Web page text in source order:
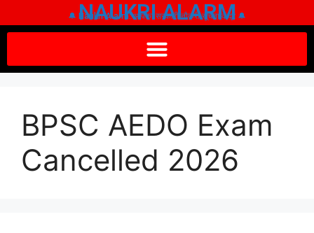
NAUKRI ALARM
🔔 Naukri Alarm: आपका सरकारी नौकरी सूचना केंद्र 🔔
BPSC AEDO Exam
Cancelled 2026